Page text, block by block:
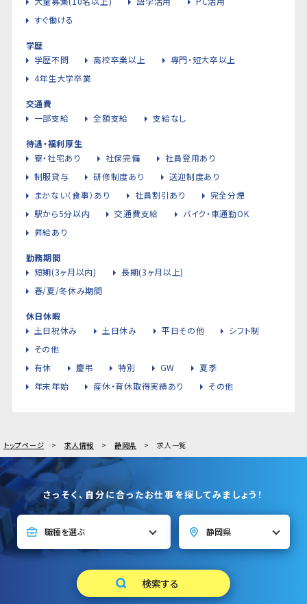
すぐ働ける
学歴
学歴不問
高校卒業以上
専門・短大卒以上
4年生大学卒業
交通費
一部支給
全額支給 支給なし
待遇・福利厚生
寮・社宅あり
社保完備
社員登用あり
制服貸与
研修制度あり
送迎制度あり
まかない（食事）あり
社員割引あり
完全分煙
駅から5分以内
交通費支給
バイク・車通勤OK
昇給あり
勤務期間
短期(3ヶ月以内)
長期(3ヶ月以上)
春/夏/冬休み期間
休日休暇
土日祝休み
土日休み 平日その他
シフト制
その他
有休
慶弔 特別 GW
夏季
年末年始
産休・育休取得実績あり その他
トップページ 求人情報 静岡県 求人一覧
さっそく、自分に合ったお仕事を探してみましょう！